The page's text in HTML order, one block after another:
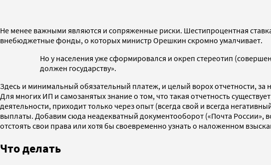
Не менее важными являются и сопряженные риски. Шестипроцентная
внебюджетные фонды, о которых министр Орешкин скромно умалчивает.
Но у населения уже сформировался и окреп стереотип
должен государству».
Здесь и минимальный обязательный платеж, и целый ворох отчетности,
Для многих ИП и самозанятых знание о том, что такая отчетность
деятельности, приходит только через опыт (всегда свой и всегда
выплаты. Добавим сюда неадекватный документооборот («Почта России»,
отстоять свои права или хотя бы своевременно узнать о наложенном
Что делать